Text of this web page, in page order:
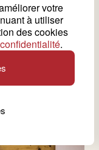
le goût de
respect du
votre
à utiliser
des cookies
.